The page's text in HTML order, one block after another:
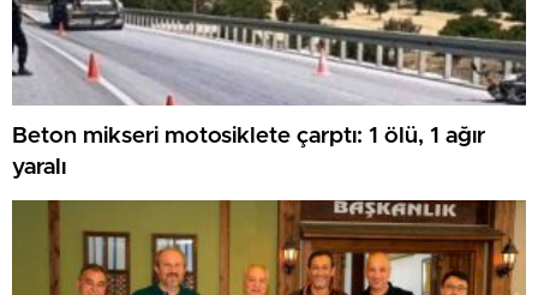
Beton mikseri motosiklete çarptı: 1 ölü, 1 ağır
yaralı